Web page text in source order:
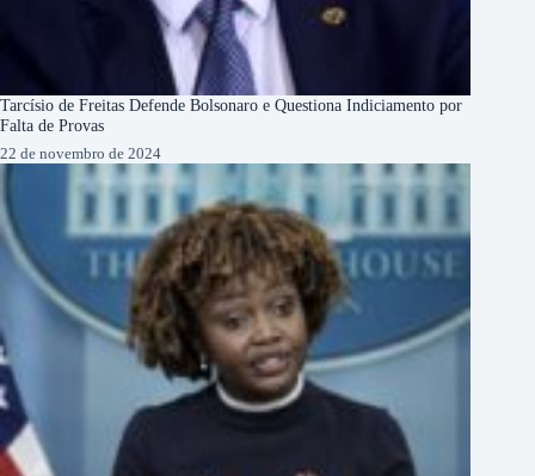
Tarcísio de Freitas Defende Bolsonaro e Questiona Indiciamento por
Falta de Provas
22 de novembro de 2024